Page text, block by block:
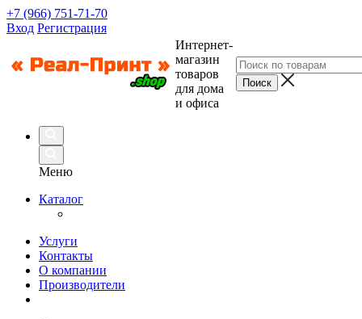
+7 (966) 751-71-70
Вход Регистрация
Интернет-
магазин
товаров
для дома
и офиса
Меню
Каталог
Услуги
Контакты
О компании
Производители